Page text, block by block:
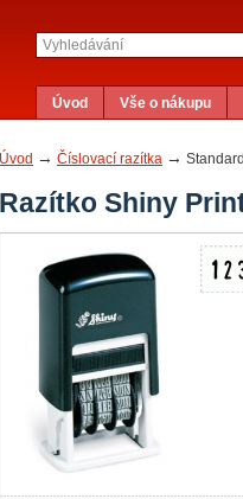
Úvod Vše o nákupu
Úvod → Číslovací razítka →
Razítko Shiny